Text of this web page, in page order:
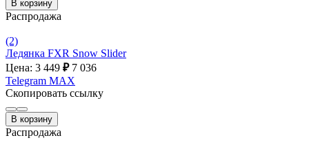
В корзину
Распродажа
(2)
Ледянка FXR Snow Slider
Цена: 3 449 ₽ 7 036
Telegram MAX
Скопировать ссылку
В корзину
Распродажа